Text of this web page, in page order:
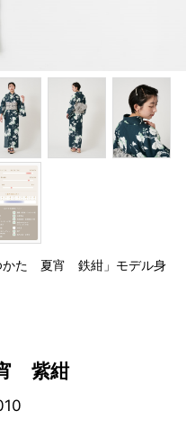
かた 夏宵 鉄紺」モデル身
紫紺